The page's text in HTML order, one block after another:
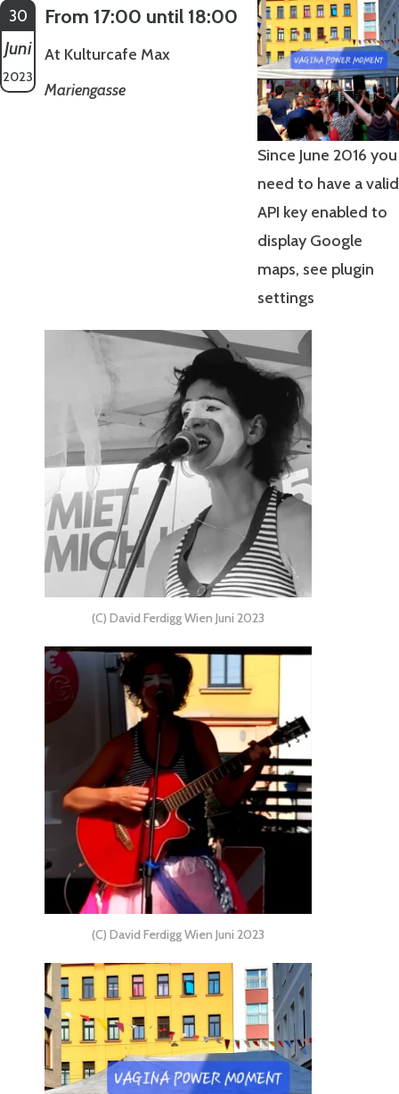
30
Juni
2023
Since June 2016 you
need to have a valid
API key enabled to
display Google
maps, see plugin
settings
From 17:00 until 18:00
At Kulturcafe Max
Mariengasse
(C) David Ferdigg Wien Juni 2023
(C) David Ferdigg Wien Juni 2023